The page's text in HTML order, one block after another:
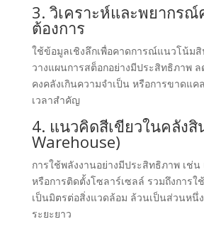
3. วิเคราะห์และพยากรณ์
ต้องการ
ใช้ข้อมูลเชิงลึกเพื่อคาดการณ์แนวโน้ม
วางแผนการสต็อกอย่างมีประสิทธิภาพ
คงคลังเกินความจำเป็น หรือการขาดแ
เวลาสำคัญ
4. แนวคิดสีเขียวในคลังสิ
Warehouse)
การใช้พลังงานอย่างมีประสิทธิภาพ เช่น
หรือการติดตั้งโซลาร์เซลล์ รวมถึงการ
เป็นมิตรต่อสิ่งแวดล้อม ล้วนเป็นส่วนหนึ่
ระยะยาว